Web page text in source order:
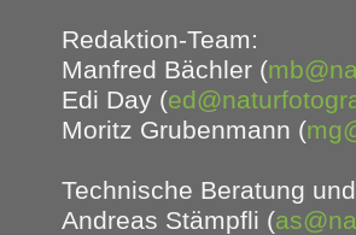
Redaktion-Team:
Manfred Bächler (
Edi Day (
Moritz Grubenmann (
Technische Beratung
Andreas Stämpfli (